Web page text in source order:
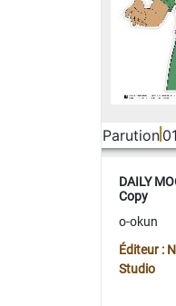
Parution
DAILY
Copy
o-okun
Éditeur :
Studio